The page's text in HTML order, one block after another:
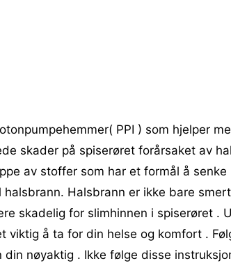
PPI ) som hjelper
skader på spiserøret forårsaket av
av stoffer som har et formål å
halsbrann. Halsbrann er ikke bare
skadelig for slimhinnen i spiserøret .
viktig å ta for din helse og komfort .
din nøyaktig . Ikke følge disse